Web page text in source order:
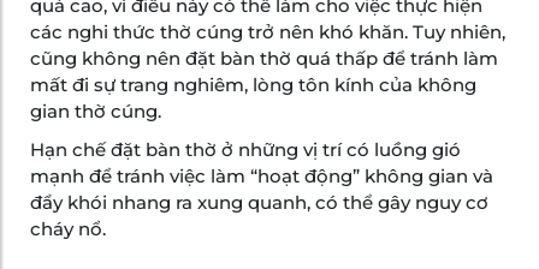
quá cao, vì điều này có thể làm cho việc thực hiện
các nghi thức thờ cúng trở nên khó khăn. Tuy nhiên,
cũng không nên đặt bàn thờ quá thấp để tránh làm
mất đi sự trang nghiêm, lòng tôn kính của không
gian thờ cúng.
Hạn chế đặt bàn thờ ở những vị trí có luồng gió
mạnh để tránh việc làm “hoạt động” không gian và
đẩy khói nhang ra xung quanh, có thể gây nguy cơ
cháy nổ.